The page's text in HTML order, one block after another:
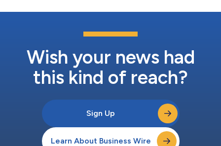
Wish your news had
this kind of reach?
Sign Up
Learn About Business Wire